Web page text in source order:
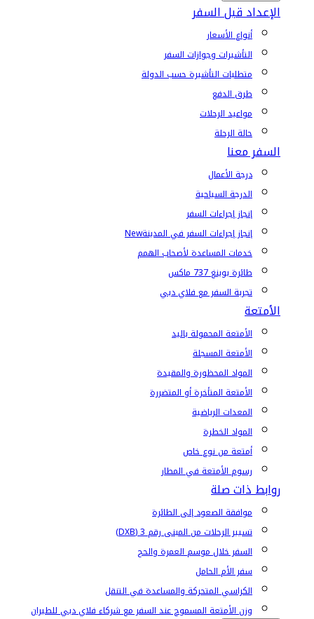
الإعداد قبل السفر
أنواع الأسعار
التأشيرات وجوازات السفر
متطلبات التأشيرة حسب الدولة
طرق الدفع
مواعيد الرحلات
حالة الرحلة
السفر معنا
درجة الأعمال
الدرجة السياحية
إنجاز إجراءات السفر
إنجاز إجراءات السفر في المدينةNew
خدمات المساعدة لأصحاب الهمم
طائرة بوينغ 737 ماكس
تجربة السفر مع فلاي دبي
الأمتعة
الأمتعة المحمولة باليد
الأمتعة المسجلة
المواد المحظورة والمقيدة
الأمتعة المتأخرة أو المتضررة
المعدات الرياضية
المواد الخطرة
أمتعة من نوع خاص
رسوم الأمتعة في المطار
روابط ذات صلة
موافقة الصعود إلى الطائرة
تسيير الرحلات من المبنى رقم 3 (DXB)
السفر خلال موسم العمرة والحج
سفر الأم الحامل
الكراسي المتحركة والمساعدة في التنقل
وزن الأمتعة المسموح عند السفر مع شركاء فلاي دبي للطيران